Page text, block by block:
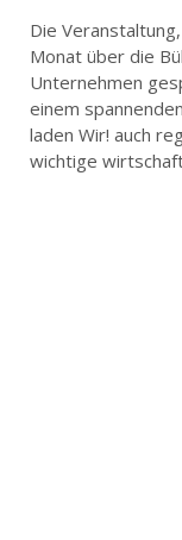
Die
Monat über die
Unternehmen
einem
laden Wir! auch
wichtige